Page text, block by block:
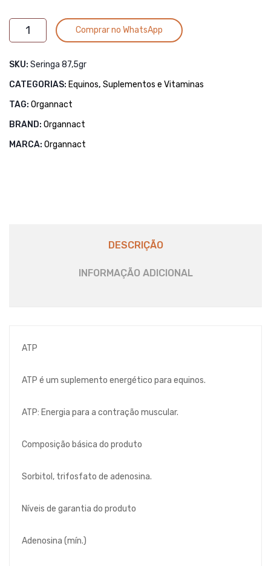
Gel
quantidade
Comprar no WhatsApp
SKU: Seringa 87,5gr
CATEGORIAS: Equinos, Suplementos e Vitaminas
TAG: Organnact
BRAND: Organnact
MARCA: Organnact
DESCRIÇÃO
INFORMAÇÃO ADICIONAL
ATP
ATP é um suplemento energético para equinos.
ATP: Energia para a contração muscular.
Composição básica do produto
Sorbitol, trifosfato de adenosina.
Níveis de garantia do produto
Adenosina (mín.)